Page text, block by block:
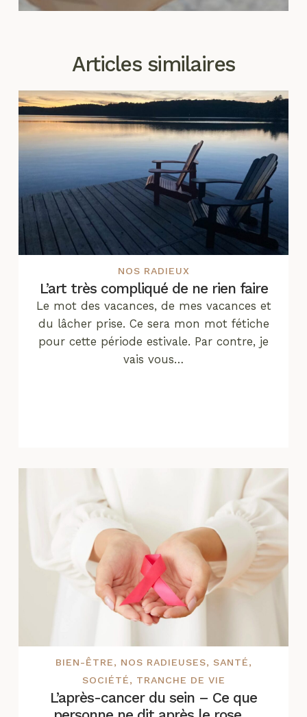
Articles similaires
NOS RADIEUX
L’art très compliqué de ne rien faire
Le mot des vacances, de mes vacances et
du lâcher prise. Ce sera mon mot fétiche
pour cette période estivale. Par contre, je
vais vous…
BIEN-ÊTRE, NOS RADIEUSES, SANTÉ,
SOCIÉTÉ, TRANCHE DE VIE
L’après-cancer du sein – Ce que